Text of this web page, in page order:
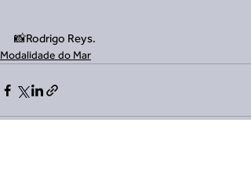
📸Rodrigo Reys.
Modalidade do Mar